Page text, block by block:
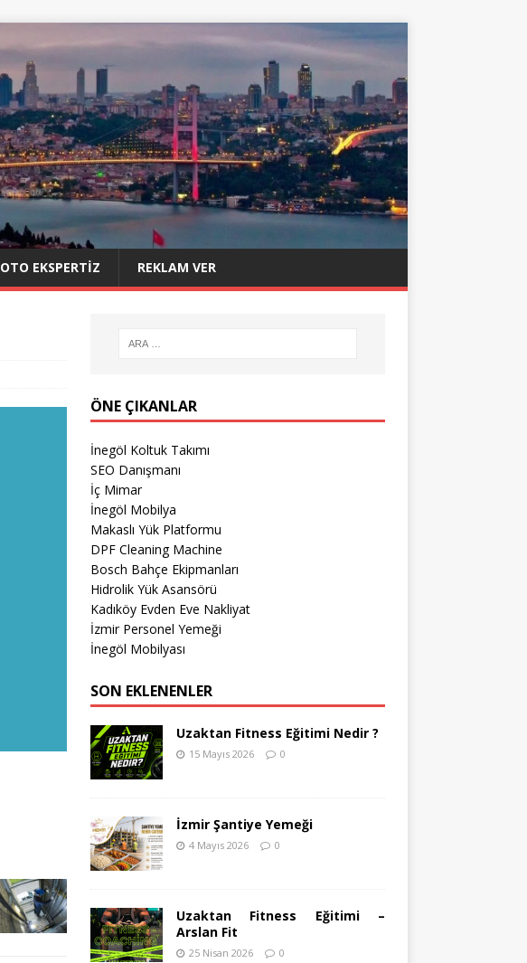
OTO EKSPERTIZ REKLAM VER
ÖNE ÇIKANLAR
İnegöl Koltuk Takımı
SEO Danışmanı
İç Mimar
İnegöl Mobilya
Makaslı Yük Platformu
DPF Cleaning Machine
Bosch Bahçe Ekipmanları
Hidrolik Yük Asansörü
Kadıköy Evden Eve Nakliyat
İzmir Personel Yemeği
İnegöl Mobilyası
SON EKLENENLER
Uzaktan Fitness Eğitimi Nedir ?
15 Mayıs 2026 0
İzmir Şantiye Yemeği
4 Mayıs 2026 0
Uzaktan Fitness Eğitimi –
Arslan Fit
25 Nisan 2026 0